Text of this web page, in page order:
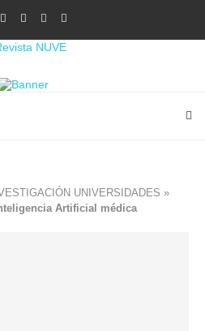
UNIVERSIDADES »
Artificial médica